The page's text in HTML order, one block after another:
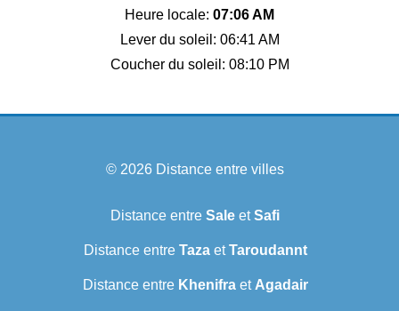
Heure locale: 07:06 AM
Lever du soleil: 06:41 AM
Coucher du soleil: 08:10 PM
© 2026 Distance entre villes
Distance entre Sale etSafi
Distance entre TazaetTaroudannt
Distance entre Khenifraet Agadair